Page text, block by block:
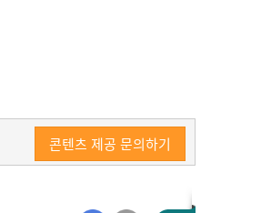
콘텐츠 제공 문의하기